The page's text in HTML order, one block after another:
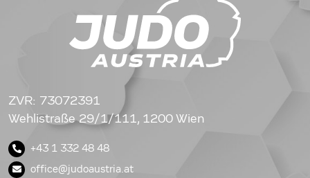
ZVR: 73072391
Wehlistraße 29/1/111, 1200 Wien
+43 1 332 48 48
office@judoaustria.at